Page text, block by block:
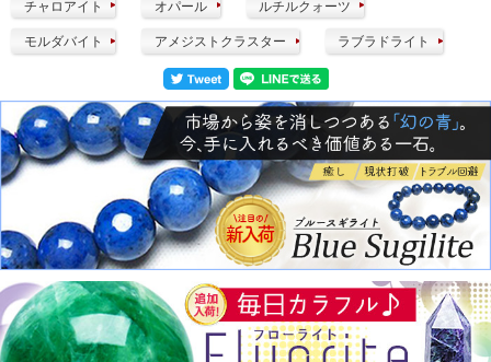
チャロアイト オパール ルチルクォーツ
モルダバイト アメジストクラスター ラブラドライト